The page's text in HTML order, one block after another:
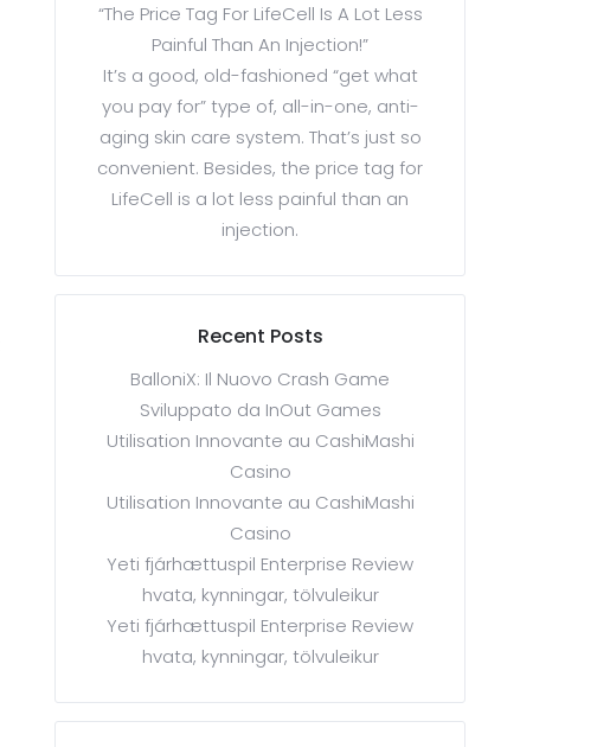
“The Price Tag For LifeCell Is A Lot Less
Painful Than An Injection!”
It’s a good, old-fashioned “get what
you pay for” type of, all-in-one, anti-
aging skin care system. That’s just so
convenient. Besides, the price tag for
LifeCell is a lot less painful than an
injection.
Recent Posts
BalloniX: Il Nuovo Crash Game
Sviluppato da InOut Games
Utilisation Innovante au CashiMashi
Casino
Utilisation Innovante au CashiMashi
Casino
Yeti fjárhættuspil Enterprise Review
hvata, kynningar, tölvuleikur
Yeti fjárhættuspil Enterprise Review
hvata, kynningar, tölvuleikur